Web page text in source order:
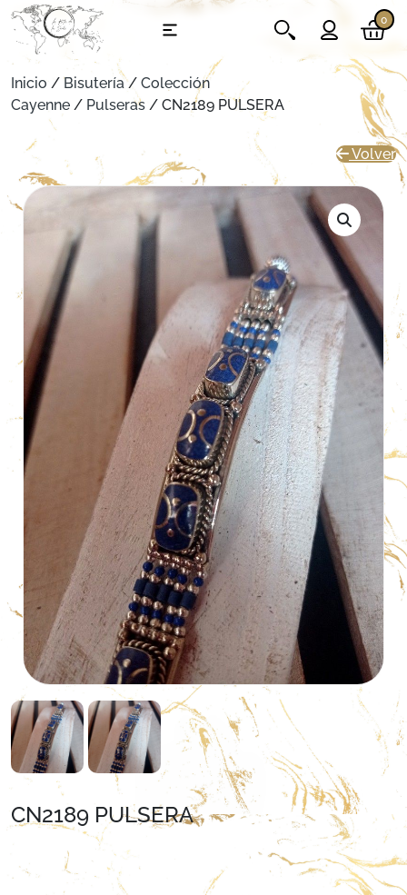
0
Inicio / Bisutería/ Colección
Cayenne / Pulseras / CN2189 PULSERA
Volver
CN2189 PULSERA